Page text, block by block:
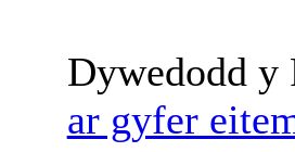
Dywedodd
ar gyfer